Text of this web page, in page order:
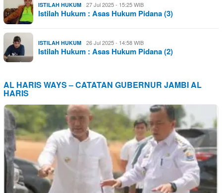
ISTILAH HUKUM 27 Jul 2025 - 15:25 WIB
Istilah Hukum : Asas Hukum Pidana (3)
ISTILAH HUKUM 26 Jul 2025 - 14:58 WIB
Istilah Hukum : Asas Hukum Pidana (2)
AL HARIS WAYS – CATATAN GUBERNUR JAMBI AL
HARIS